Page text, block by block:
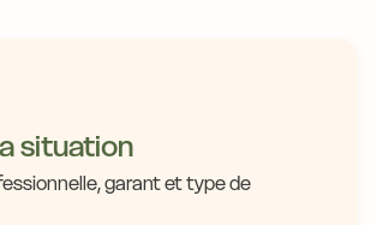
situation
garant et type de